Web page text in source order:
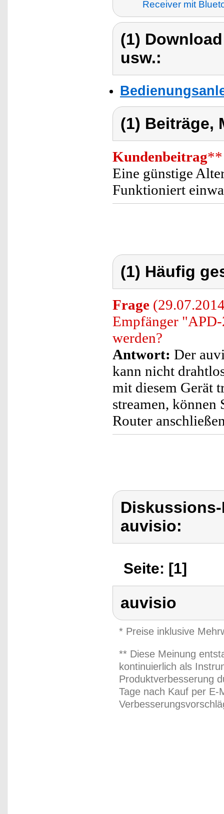
Receiver mit
(1)
usw.:
(1) Beiträge,
Kundenbeitrag**
Eine günstige
Funktioniert
(1) Häufig
Frage
Empfänger
werden?
Antwort: Der
kann nicht
mit diesem Gerät
streamen,
Router
auvisio:
Seite: [1]
auvisio
* Preise inklusive
** Diese Meinung
kontinuierlich als
Produktverbesserung
Tage nach Kauf per E-